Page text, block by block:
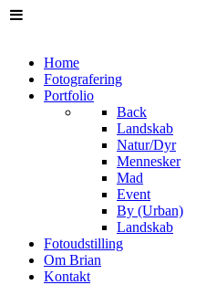
Home
Fotografering
Portfolio
Back
Landskab
Natur/Dyr
Mennesker
Mad
Event
By (Urban)
Landskab
Fotoudstilling
Om Brian
Kontakt